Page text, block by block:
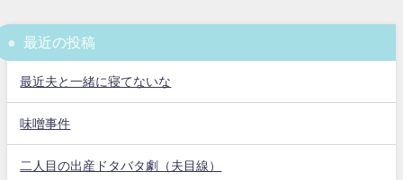
最近の投稿
最近夫と一緒に寝てないな
味噌事件
二人目の出産ドタバタ劇（夫目線）